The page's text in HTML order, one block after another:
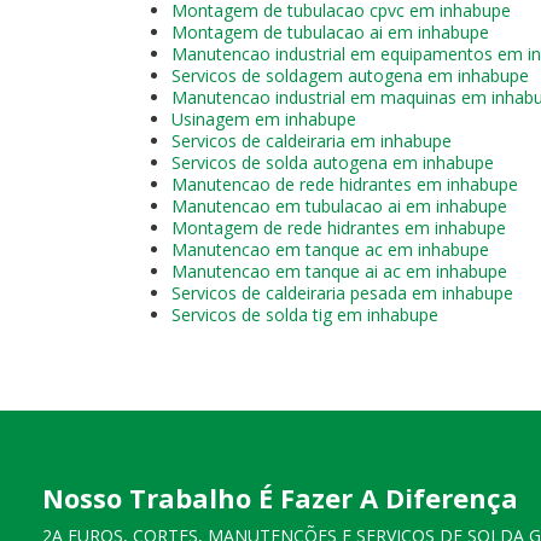
Montagem de tubulacao cpvc em inhabupe
Montagem de tubulacao ai em inhabupe
Manutencao industrial em equipamentos em
Servicos de soldagem autogena em inhabupe
Manutencao industrial em maquinas em
Usinagem em inhabupe
Servicos de caldeiraria em inhabupe
Servicos de solda autogena em inhabupe
Manutencao de rede hidrantes em inhabupe
Manutencao em tubulacao ai em inhabupe
Montagem de rede hidrantes em inhabupe
Manutencao em tanque ac em inhabupe
Manutencao em tanque ai ac em inhabupe
Servicos de caldeiraria pesada em inhabupe
Servicos de solda tig em inhabupe
Nosso Trabalho É Fazer A Diferença
2A FUROS, CORTES, MANUTENÇÕES E SERVIÇOS DE SOLDA